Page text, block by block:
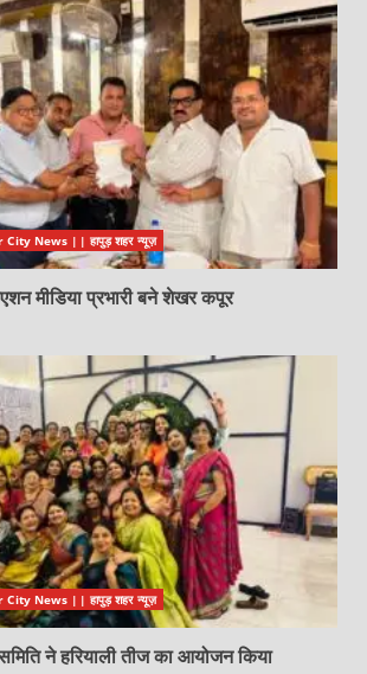
City News || हापुड़ शहर न्यूज़
मीडिया प्रभारी बने शेखर कपूर
City News || हापुड़ शहर न्यूज़
ने हरियाली तीज का आयोजन किया